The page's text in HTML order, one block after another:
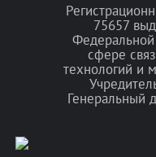
75657
сфере
технологий и
Генеральный